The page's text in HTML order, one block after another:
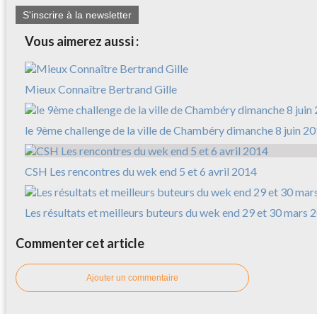
S'inscrire à la newsletter
Vous aimerez aussi :
Mieux Connaître Bertrand Gille
le 9ème challenge de la ville de Chambéry dimanche 8 juin
CSH Les rencontres du wek end 5 et 6 avril 2014
Les résultats et meilleurs buteurs du wek end 29 et 30 mars
Commenter cet article
Ajouter un commentaire